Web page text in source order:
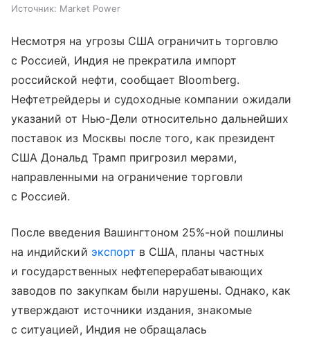
Источник: Market Power
Несмотря на угрозы США ограничить торговлю
с Россией, Индия не прекратила импорт
российской нефти, сообщает Bloomberg.
Нефтетрейдеры и судоходные компании ожидали
указаний от Нью-Дели относительно дальнейших
поставок из Москвы после того, как президент
США Дональд Трамп пригрозил мерами,
направленными на ограничение торговли
с Россией.
После введения Вашингтоном 25%-ной пошлины
на индийский экспорт в США, планы частных
и государственных нефтеперерабатывающих
заводов по закупкам были нарушены. Однако, как
утверждают источники издания, знакомые
с ситуацией, Индия не обращалась